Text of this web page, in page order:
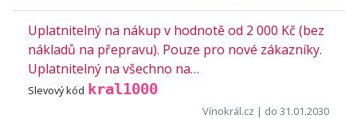
Uplatnitelný na nákup v hodnotě od 2 000 Kč (bez
nákladů na přepravu). Pouze pro nové zákazníky.
Uplatnitelný na všechno na…
Slevový kód kral1000
Vínokrál.cz | do 31.01.2030